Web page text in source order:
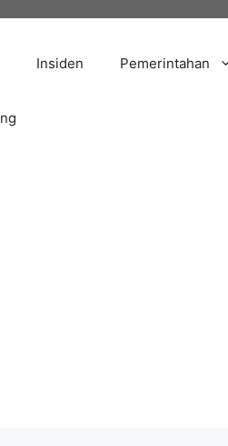
Insiden Pemerintahan